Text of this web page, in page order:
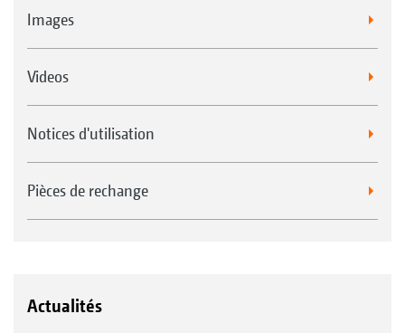
Images
Videos
Notices d'utilisation
Pièces de rechange
Actualités